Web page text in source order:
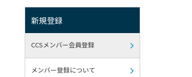
新規登録
CCSメンバー会員登録
メンバー登録について